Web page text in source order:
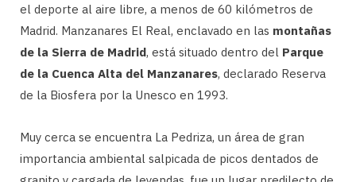
el deporte al aire libre, a menos de 60 kilómetros de
Madrid. Manzanares El Real, enclavado en las montañas
de la Sierra de Madrid, está situado dentro del Parque
de la Cuenca Alta del Manzanares, declarado Reserva
de la Biosfera por la Unesco en 1993.
Muy cerca se encuentra La Pedriza, un área de gran
importancia ambiental salpicada de picos dentados de